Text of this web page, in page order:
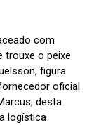
com
trouxe o peixe
figura
oficial
desta
logística